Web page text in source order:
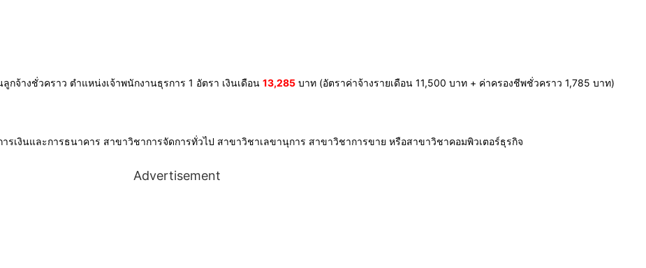
จ้างชั่วคราว ตำแหน่งเจ้าพนักงานธุรการ 1 อัตรา เงินเดือน 13,285 บาท (อัตราค่าจ้างรายเดือน 11,500 บาท + ค่าครองชีพชั่วคราว 1,785 บาท)
งินและการธนาคาร สาขาวิชาการจัดการทั่วไป สาขาวิชาเลขานุการ สาขาวิชาการขาย หรือสาขาวิชาคอมพิวเตอร์ธุรกิจ
Advertisement